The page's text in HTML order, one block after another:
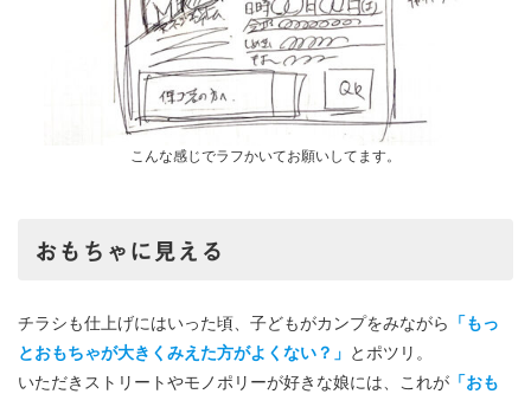
こんな感じでラフかいてお願いしてます。
おもちゃに見える
チラシも仕上げにはいった頃、子どもがカンプをみながら
「もっ
とおもちゃが大きくみえた方がよくない？」 とポツリ。
いただきストリートやモノポリーが好きな娘には、これが 「おも